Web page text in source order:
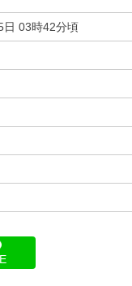
日 03時42分頃